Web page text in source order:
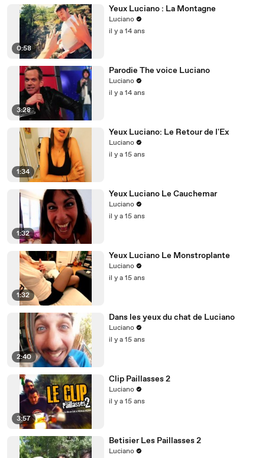
0:58
Yeux Luciano : La Montagne
Luciano
il y a 14 ans
3:28
Parodie The voice Luciano
Luciano
il y a 14 ans
1:34
Yeux Luciano: Le Retour de l'Ex
Luciano
il y a 15 ans
1:32
Yeux Luciano Le Cauchemar
Luciano
il y a 15 ans
1:32
Yeux Luciano Le Monstroplante
Luciano
il y a 15 ans
2:40
Dans les yeux du chat de Luciano
Luciano
il y a 15 ans
3:57
Clip Paillasses 2
Luciano
il y a 15 ans
Betisier Les Paillasses 2
Luciano